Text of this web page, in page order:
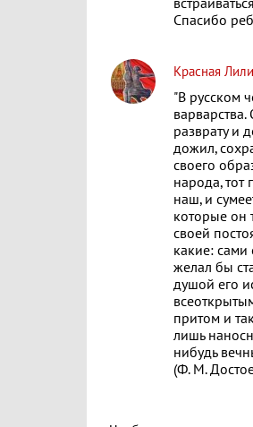
Спасибо
Красная
"В русском
разврату и
дожил,
своего
народа,
наш, и
которые он
своей
какие: сами
желал бы
душой его
притом и
лишь
нибудь
(Ф. М.